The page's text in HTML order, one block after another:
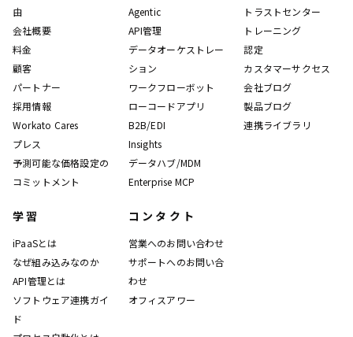
由
会社概要
料金
顧客
パートナー
採用情報
Workato Cares
プレス
予測可能な価格設定の
コミットメント
Agentic
API管理
データオーケストレー
ション
ワークフローボット
ローコードアプリ
B2B/EDI
Insights
データハブ/MDM
Enterprise MCP
トラストセンター
トレーニング
認定
カスタマーサクセス
会社ブログ
製品ブログ
連携ライブラリ
学習
iPaaSとは
なぜ組み込みなのか
API管理とは
ソフトウェア連携ガイ
ド
コンタクト
営業へのお問い合わせ
サポートへのお問い合
わせ
オフィスアワー